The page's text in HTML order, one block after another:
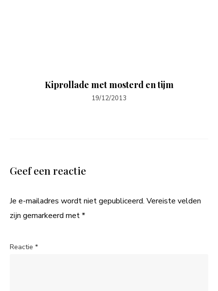
Kiprollade met mosterd en tijm
19/12/2013
Geef een reactie
Je e-mailadres wordt niet gepubliceerd. Vereiste velden
zijn gemarkeerd met*
Reactie *